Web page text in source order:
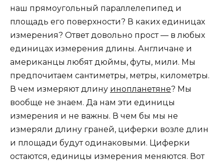
наш прямоугольный параллелепипед и
площадь его поверхности? В каких единицах
измерения? Ответ довольно прост — в любых
единицах измерения длины. Англичане и
американцы любят дюймы, футы, мили. Мы
предпочитаем сантиметры, метры, километры.
В чем измеряют длину инопланетяне? Мы
вообще не знаем. Да нам эти единицы
измерения и не важны. В чем бы мы не
измеряли длину граней, циферки возле длин
и площади будут одинаковыми. Циферки
остаются, единицы измерения меняются. Вот